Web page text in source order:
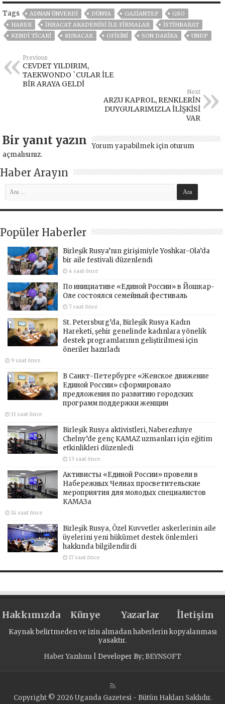
Tags ADNAN ÜNVERDİ DÜNYA GAZIANTEP
GSO
HABER
İHRACAT AKADEMİSİ İLE FİRMALAR
İSTİHBARAT
KENDİ TİCARİ
KURACAK OFİSİNİ SON DAKIKA UNDP
Previous
CEVDET YILDIRIM,
TAEKWONDO `CULAR İLE
BİR ARAYA GELDİ
Next
ARZU KAPROL, RENKLERİN
DUYGULARIMIZLA İLİŞKİSİ
VAR
Bir yanıt yazın Yorum yapabilmek için oturum
açmalısınız.
Haber Arayın
Popüler Haberler
Birleşik Rusya’nın girişimiyle Yoshkar-Ola’da
bir aile festivali düzenlendi
4 saat önce
По инициативе «Единой России» в Йошкар-
Оле состоялся семейный фестиваль
7 saat önce
St. Petersburg’da, Birleşik Rusya Kadın
Hareketi, şehir genelinde kadınlara yönelik
destek programlarının geliştirilmesi için
öneriler hazırladı
9 saat önce
В Санкт-Петербурге «Женское движение
Единой России» сформировало
предложения по развитию городских
программ поддержки женщин
11 saat önce
Birleşik Rusya aktivistleri, Naberezhnye
Chelny’de genç KAMAZ uzmanları için eğitim
etkinlikleri düzenledi
13 saat önce
Активисты «Единой России» провели в
Набережных Челнах просветительские
мероприятия для молодых специалистов
КАМАЗа
14 saat önce
Birleşik Rusya, Özel Kuvvetler askerlerinin aile
üyelerini yeni hükümet destek önlemleri
hakkında bilgilendirdi
17 saat önce
Hakkımızda Künye Yazarlar İletişim
Kaynak belirtmeden ve izin almadan haberlerin kopyalanması
yasaktır.
Haber Yazılımı | Developer By; BEYNSOFT
Copyright © 2026 Uganda Gazetesi - Bütün Hakları Saklıdır.